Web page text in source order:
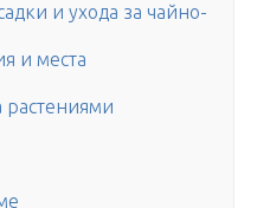
и ухода за чайно-
и места
растениями